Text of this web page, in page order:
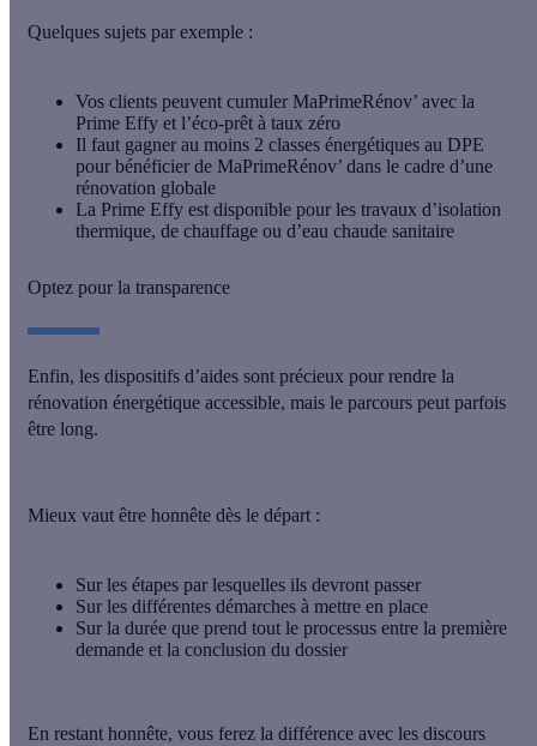
Quelques sujets par exemple :
Vos clients peuvent cumuler MaPrimeRénov’ avec la
Prime Effy et l’éco-prêt à taux zéro
Il faut gagner au moins 2 classes énergétiques au DPE
pour bénéficier de MaPrimeRénov’ dans le cadre d’une
rénovation globale
La Prime Effy est disponible pour les travaux d’isolation
thermique, de chauffage ou d’eau chaude sanitaire
Optez pour la transparence
Enfin, les dispositifs d’aides sont précieux pour rendre la
rénovation énergétique accessible, mais le parcours peut parfois
être long.
Mieux vaut être honnête dès le départ :
Sur les étapes par lesquelles ils devront passer
Sur les différentes démarches à mettre en place
Sur la durée que prend tout le processus entre la première
demande et la conclusion du dossier
En restant honnête, vous ferez la différence avec les discours